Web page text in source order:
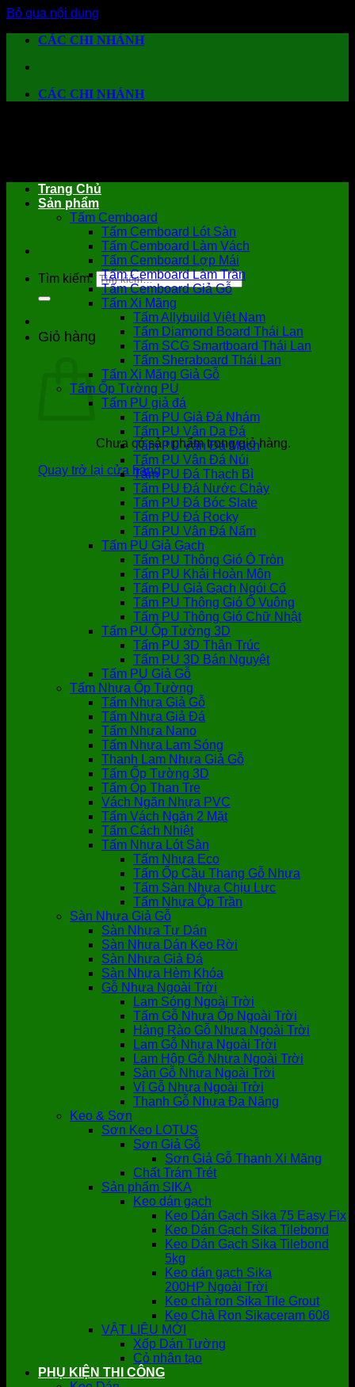
Bỏ qua nội dung
CÁC CHI NHÁNH
CÁC CHI NHÁNH
Tìm kiếm:
Giỏ hàng
Chưa có sản phẩm trong giỏ hàng.
Quay trở lại cửa hàng
Trang Chủ
Sản phẩm
Tấm Cemboard
Tấm Cemboard Lót Sàn
Tấm Cemboard Làm Vách
Tấm Cemboard Lợp Mái
Tấm Cemboard Làm Trần
Tấm Cemboard Giả Gỗ
Tấm Xi Măng
Tấm Allybuild Việt Nam
Tấm Diamond Board Thái Lan
Tấm SCG Smartboard Thái Lan
Tấm Sheraboard Thái Lan
Tấm Xi Măng Giả Gỗ
Tấm Ốp Tường PU
Tấm PU giả đá
Tấm PU Giả Đá Nhám
Tấm PU Vân Da Đá
Tấm PU Vân Đá Mạch
Tấm PU Vân Đá Núi
Tấm PU Đá Thạch Bì
Tấm PU Đá Nước Chảy
Tấm PU Đá Bóc Slate
Tấm PU Đá Rocky
Tấm PU Vân Đá Nấm
Tấm PU Giả Gạch
Tấm PU Thông Gió Ô Tròn
Tấm PU Khải Hoàn Môn
Tấm PU Giả Gạch Ngói Cổ
Tấm PU Thông Gió Ô Vuông
Tấm PU Thông Gió Chữ Nhật
Tấm PU Ốp Tường 3D
Tấm PU 3D Thân Trúc
Tấm PU 3D Bán Nguyệt
Tấm PU Giả Gỗ
Tấm Nhựa Ốp Tường
Tấm Nhựa Giả Gỗ
Tấm Nhựa Giả Đá
Tấm Nhựa Nano
Tấm Nhựa Lam Sóng
Thanh Lam Nhựa Giả Gỗ
Tấm Ốp Tường 3D
Tấm Ốp Than Tre
Vách Ngăn Nhựa PVC
Tấm Vách Ngăn 2 Mặt
Tấm Cách Nhiệt
Tấm Nhựa Lót Sàn
Tấm Nhựa Eco
Tấm Ốp Cầu Thang Gỗ Nhựa
Tấm Sàn Nhựa Chịu Lực
Tấm Nhựa Ốp Trần
Sàn Nhựa Giả Gỗ
Sàn Nhựa Tự Dán
Sàn Nhựa Dán Keo Rời
Sàn Nhựa Giả Đá
Sàn Nhựa Hèm Khóa
Gỗ Nhựa Ngoài Trời
Lam Sóng Ngoài Trời
Tấm Gỗ Nhựa Ốp Ngoài Trời
Hàng Rào Gỗ Nhựa Ngoài Trời
Lam Gỗ Nhựa Ngoài Trời
Lam Hộp Gỗ Nhựa Ngoài Trời
Sàn Gỗ Nhựa Ngoài Trời
Vỉ Gỗ Nhựa Ngoài Trời
Thanh Gỗ Nhựa Đa Năng
Keo & Sơn
Sơn Keo LOTUS
Sơn Giả Gỗ
Sơn Giả Gỗ Thanh Xi Măng
Chất Trám Trét
Sản phẩm SIKA
Keo dán gạch
Keo Dán Gạch Sika 75 Easy Fix
Keo Dán Gạch Sika Tilebond
Keo Dán Gạch Sika Tilebond
5kg
Keo dán gạch Sika
200HP Ngoài Trời
Keo chà ron Sika Tile Grout
Keo Chà Ron Sikaceram 608
VẬT LIỆU MỚI
Xốp Dán Tường
Cỏ nhân tạo
PHỤ KIỆN THI CÔNG